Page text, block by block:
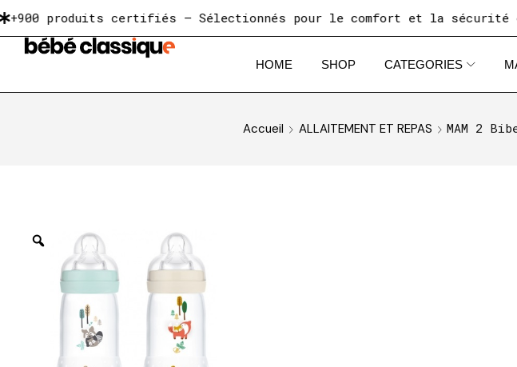
produits certifiés — Sélectionnés pour le comfort et la sécurité de
HOME SHOP CATEGORIES
Accueil ALLAITEMENT ET REPAS MAM 2